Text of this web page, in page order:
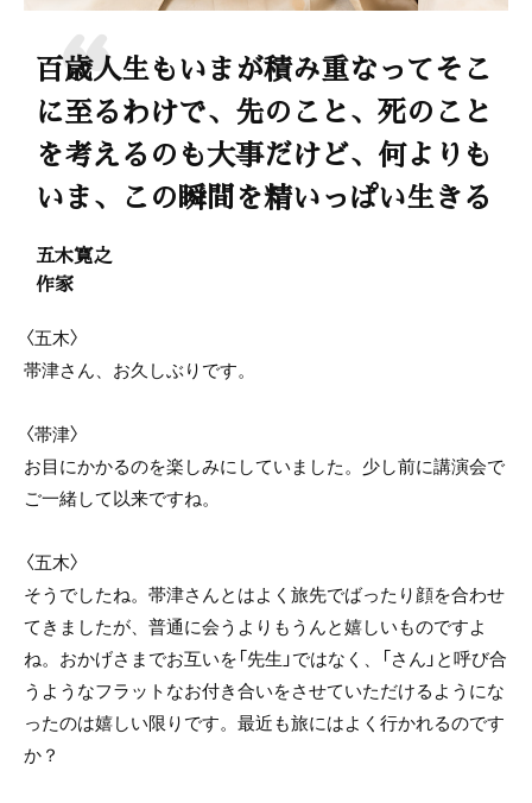
百歳人生もいまが積み重なってそこ
に至るわけで、先のこと、死のこと
を考えるのも大事だけど、何よりも
いま、この瞬間を精いっぱい生きる
五木寛之
作家
〈五木〉
帯津さん、お久しぶりです。
〈帯津〉
お目にかかるのを楽しみにしていました。少し前に講演会で
ご一緒して以来ですね。
〈五木〉
そうでしたね。帯津さんとはよく旅先でばったり顔を合わせ
てきましたが、普通に会うよりもうんと嬉しいものですよ
ね。おかげさまでお互いを「先生」ではなく、「さん」と呼び合
うようなフラットなお付き合いをさせていただけるようにな
ったのは嬉しい限りです。最近も旅にはよく行かれるのです
か？